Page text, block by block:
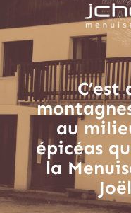
au
épicéas
la